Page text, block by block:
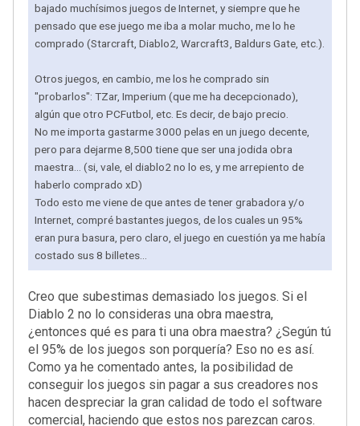
bajado muchísimos juegos de Internet, y siempre que he
pensado que ese juego me iba a molar mucho, me lo he
comprado (Starcraft, Diablo2, Warcraft3, Baldurs Gate, etc.).
Otros juegos, en cambio, me los he comprado sin
"probarlos": TZar, Imperium (que me ha decepcionado),
algún que otro PCFutbol, etc. Es decir, de bajo precio.
No me importa gastarme 3000 pelas en un juego decente,
pero para dejarme 8,500 tiene que ser una jodida obra
maestra... (si, vale, el diablo2 no lo es, y me arrepiento de
haberlo comprado xD)
Todo esto me viene de que antes de tener grabadora y/o
Internet, compré bastantes juegos, de los cuales un 95%
eran pura basura, pero claro, el juego en cuestión ya me había
costado sus 8 billetes...
Creo que subestimas demasiado los juegos. Si el
Diablo 2 no lo consideras una obra maestra,
¿entonces qué es para ti una obra maestra? ¿Según tú
el 95% de los juegos son porquería? Eso no es así.
Como ya he comentado antes, la posibilidad de
conseguir los juegos sin pagar a sus creadores nos
hacen despreciar la gran calidad de todo el software
comercial, haciendo que estos nos parezcan caros.